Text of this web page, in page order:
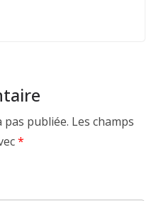
pas publiée. Les champs
*